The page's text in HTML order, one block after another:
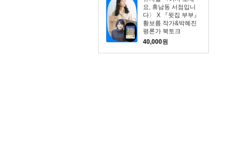
요, 휴남동 서점입니
다〉 X 『윗집 부부』
황보름 작가&박혜진
평론가 북토크
40,000원